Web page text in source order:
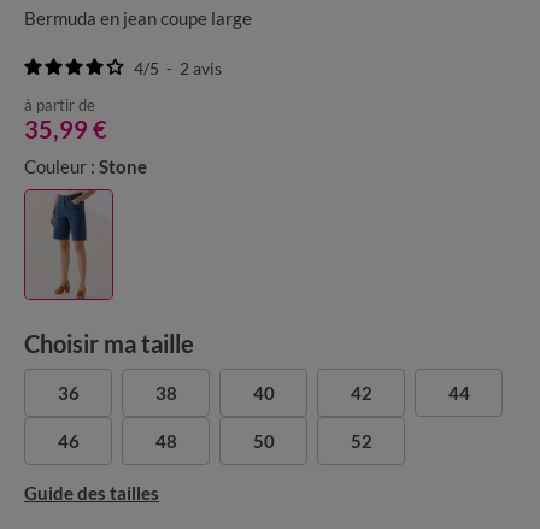
Bermuda en jean coupe large
4/5 - 2 avis
à partir de
35,99 €
Couleur : Stone
Choisir ma taille
36 38 40 42 44
46 48 50 52
Guide des tailles